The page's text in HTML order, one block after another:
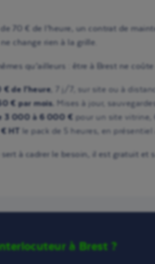
de 70 € de l’heure, un contrat de
change rien à la grille.
qu’ailleurs : être à Brest ne
€ de l’heure , 7 j/7, sur site ou à
€ par mois. Mises à jour,
3 000 à 6 000 € pour un site vitrine,
HT le pack de 5 heures, en
sert à cadrer le besoin, il est gratuit et
à Brest ?